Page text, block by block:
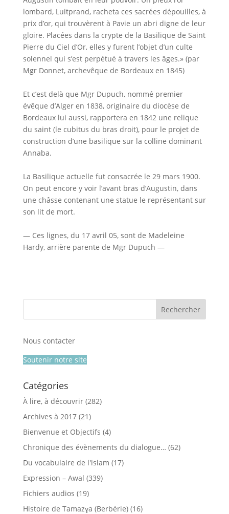
lombard, Luitprand, racheta ces sacrées dépouilles, à
prix d’or, qui trouvèrent à Pavie un abri digne de leur
gloire. Placées dans la crypte de la Basilique de Saint
Pierre du Ciel d’Or, elles y furent l’objet d’un culte
solennel qui s’est perpétué à travers les âges.» (par
Mgr Donnet, archevêque de Bordeaux en 1845)
Et c’est delà que Mgr Dupuch, nommé premier
évêque d’Alger en 1838, originaire du diocèse de
Bordeaux lui aussi, rapportera en 1842 une relique
du saint (le cubitus du bras droit), pour le projet de
construction d’une basilique sur la colline dominant
Annaba.
La Basilique actuelle fut consacrée le 29 mars 1900.
On peut encore y voir l’avant bras d’Augustin, dans
une châsse contenant une statue le représentant sur
son lit de mort.
— Ces lignes, du 17 avril 05, sont de Madeleine
Hardy, arrière parente de Mgr Dupuch —
Nous contacter
Soutenir notre site
Catégories
À lire, à découvrir(282)
Archives à 2017(21)
Bienvenue et Objectifs (4)
Chronique des évènements du dialogue… (62)
Du vocabulaire de l'islam (17)
Expression – Awal (339)
Fichiers audios (19)
Histoire de Tamazɣa (Berbérie)(16)